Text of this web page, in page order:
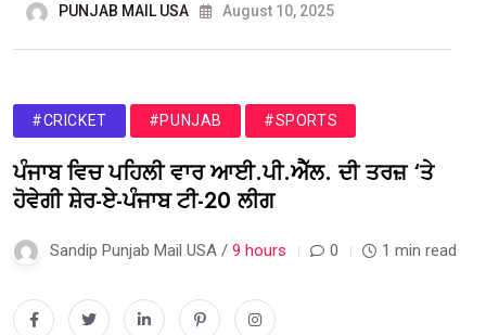
PUNJAB MAIL USA August 10, 2025
#CRICKET #PUNJAB #SPORTS
ਪੰਜਾਬ ਵਿਚ ਪਹਿਲੀ ਵਾਰ ਆਈ.ਪੀ.ਐੱਲ. ਦੀ ਤਰਜ਼ ‘ਤੇ
ਹੋਵੇਗੀ ਸ਼ੇਰ-ਏ-ਪੰਜਾਬ ਟੀ-20 ਲੀਗ
Sandip Punjab Mail USA / 9 hours 0 1 min read